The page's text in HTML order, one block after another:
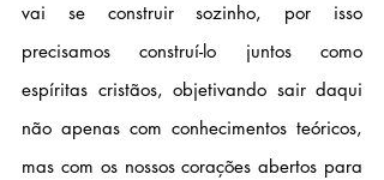
vai se construir sozinho, por isso
precisamos construí-lo juntos como
espíritas cristãos, objetivando sair daqui
não apenas com conhecimentos teóricos,
mas com os nossos corações abertos para